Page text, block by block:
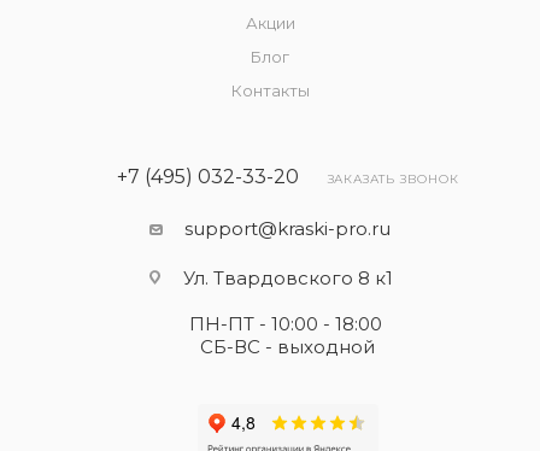
Акции
Блог
Контакты
+7 (495) 032-33-20 ЗАКАЗАТЬ ЗВОНОК
support@kraski-pro.ru
Ул. Твардовского 8 к1
ПН-ПТ - 10:00 - 18:00
СБ-ВС - выходной